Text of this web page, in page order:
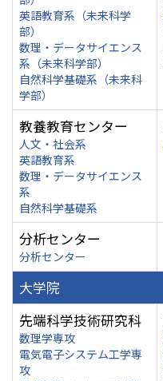
英語教育系（未来科学
部）
数理・データサイエンス
系（未来科学部）
自然科学基礎系（未来科
学部）
教養教育センター
人文・社会系
英語教育系
数理・データサイエンス
系
自然科学基礎系
分析センター
分析センター
大学院
先端科学技術研究科
数理学専攻
電気電子システム工学専
攻